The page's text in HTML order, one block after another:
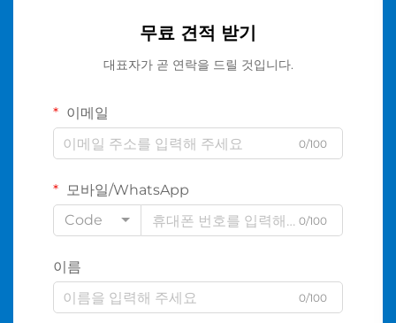
무료 견적 받기
대표자가 곧 연락을 드릴 것입니다.
이메일
0/100
모바일/WhatsApp
Code
0/100
이름
0/100